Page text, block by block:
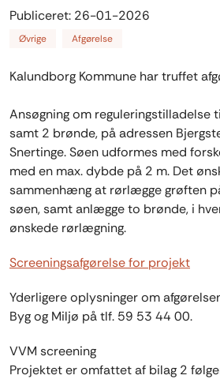
Publiceret: 26-01-2026
Øvrige Afgørelse
Kalundborg Kommune har truffet
Ansøgning om
samt 2 brønde, på adressen
Snertinge. Søen udformes med
med en max. dybde på 2 m. Det
sammenhæng at rørlægge grøften
søen, samt anlægge to brønde, i
ønskede rørlægning.
Screeningsafgørelse for projekt
Yderligere oplysninger om
Byg og Miljø på tlf. 59 53 44 00.
VVM screening
Projektet er omfattet af bilag 2